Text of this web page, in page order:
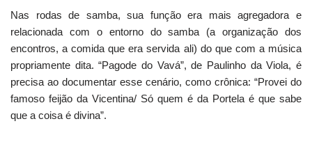
Nas rodas de samba, sua função era mais agregadora e
relacionada com o entorno do samba (a organização dos
encontros, a comida que era servida ali) do que com a música
propriamente dita. “Pagode do Vavá”, de Paulinho da Viola, é
precisa ao documentar esse cenário, como crônica: “Provei do
famoso feijão da Vicentina/ Só quem é da Portela é que sabe
que a coisa é divina”.